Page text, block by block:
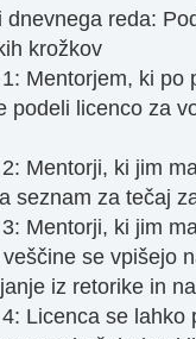
dnevnega reda:
krožkov
Mentorjem, ki po
podeli licenco za
Mentorji, ki jim
seznam za tečaj
Mentorji, ki jim
se vpišejo
iz retorike in
Licenca se lahko